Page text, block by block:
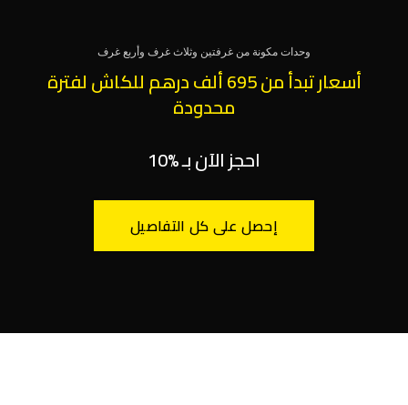
وحدات مكونة من غرفتين وثلاث غرف وأربع غرف
أسعار تبدأ من 695 ألف درهم للكاش لفترة
محدودة
احجز الآن بـ %10
إحصل على كل التفاصيل